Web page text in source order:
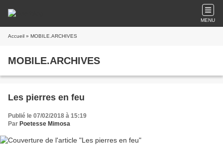
MENU
Accueil » MOBILE.ARCHIVES
MOBILE.ARCHIVES
Les pierres en feu
Publié le 07/02/2018 à 15:19
Par Poetesse Mimosa